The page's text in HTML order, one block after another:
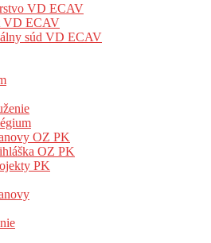
VD ECAV
VD ECAV
súd VD ECAV
OZ PK
OZ PK
PK